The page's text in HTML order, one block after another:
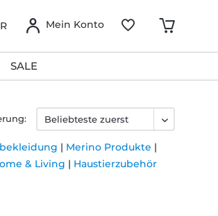
Mein Konto
SALE
| Merino Produkte |
& Living | Haustierzubehör